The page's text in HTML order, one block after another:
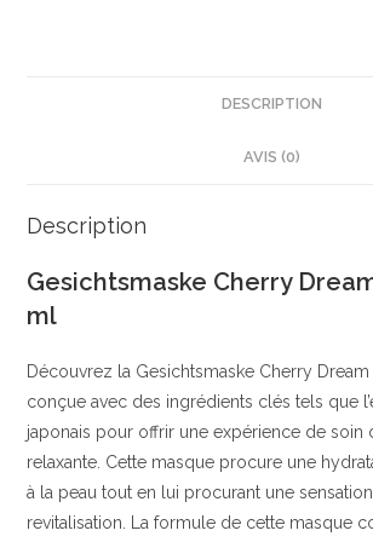
Cerise
ingrédients
naturels
Balea
|
DESCRIPTION
AVIS (0)
Description
Gesichtsmaske Cherry
ml
Découvrez la Gesichtsmaske Cherry Dream
conçue avec des ingrédients clés tels que
japonais pour offrir une expérience de soin
relaxante. Cette masque procure une
à la peau tout en lui procurant une
revitalisation. La formule de cette masque